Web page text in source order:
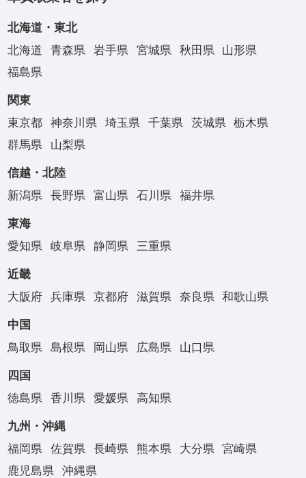
北海道・東北
北海道
青森県 岩手県 宮城県 秋田県
山形県
福島県
関東
東京都
神奈川県 埼玉県 千葉県 茨城県
栃木県
群馬県
山梨県
信越・北陸
新潟県
長野県 富山県 石川県 福井県
東海
愛知県
岐阜県 静岡県 三重県
近畿
大阪府
兵庫県 京都府 滋賀県 奈良県 和歌山県
中国
鳥取県
島根県 岡山県 広島県 山口県
四国
徳島県
香川県 愛媛県 高知県
九州・沖縄
福岡県
佐賀県 長崎県 熊本県 大分県
宮崎県
鹿児島県
沖縄県